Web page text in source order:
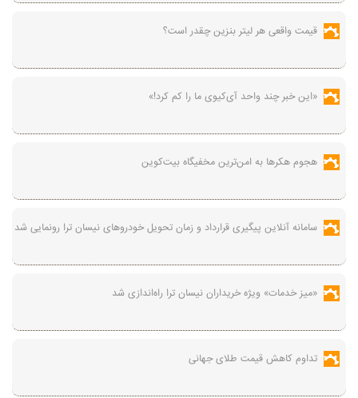
قیمت واقعی هر لیتر بنزین چقدر است؟
«این خبر چند واحد آی‌کیوی ما را کم کرد!»
هجوم هکرها به امن‌ترین مخفیگاه بیت‌کوین
سامانه آنلاین پیگیری قرارداد‌ و زمان تحویل خودرو‌های نیسان ترا رونمایی شد
«میز خدمات» ویژه خریداران نیسان ترا راه‌اندازی شد
تداوم کاهش قیمت طلای جهانی